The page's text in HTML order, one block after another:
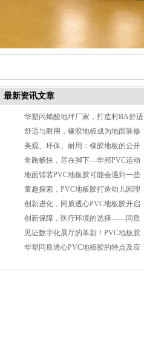
最新资讯文章
华塑丙烯酸地坪厂家，打造村BA舒适
球场
舒适与耐用，橡胶地板成为地面装修
材料宠儿
美观、环保、耐用：橡胶地板的公开
秘密"
奔跑畅快，尽在脚下—华邦PVC运动
地板为运动空间注入活力
地面铺装PVC地板胶可能会遇到一些
问题
童趣探索，PVC地板胶打造幼儿园理
想空间
创新进化，同质透心PVC地板胶开启
医院地面新潮流
创新保障，医疗环境的选择——同质
透心PVC地板胶
见证数字化展厅的革新！PVC地板胶
成为新的选择
华塑同质透心PVC地板胶的特点及应